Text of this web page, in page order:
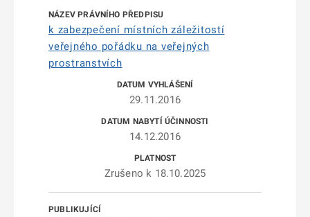
k zabezpečení místních záležitostí
veřejného pořádku na veřejných
prostranstvích
29.11.2016
14.12.2016
Zrušeno k 18.10.2025